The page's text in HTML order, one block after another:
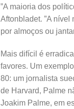
”A maioria dos
Aftonbladet. ”A
por almoços ou
Mais difícil é
favores. Um
80: um jornalista
de Harvard, Palme
Joakim Palme, em